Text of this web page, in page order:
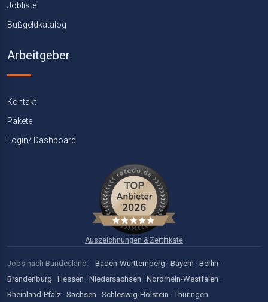
Jobliste
Bußgeldkatalog
Arbeitgeber
Kontakt
Pakete
Login/ Dashboard
Auszeichnungen & Zertifikate
Jobs nach Bundesland: Baden-Württemberg · Bayern · Berlin ·
Brandenburg · Hessen · Niedersachsen · Nordrhein-Westfalen ·
Rheinland-Pfalz · Sachsen · Schleswig-Holstein · Thüringen